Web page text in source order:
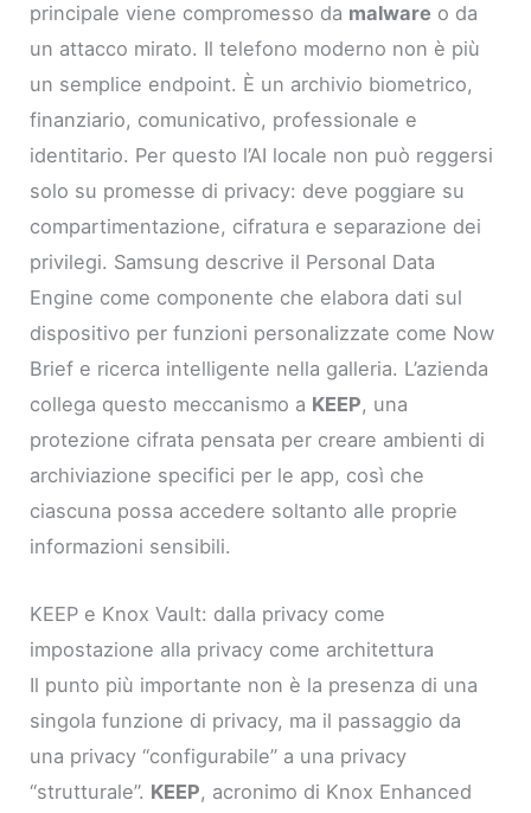
principale viene compromesso da malware o da
un attacco mirato. Il telefono moderno non è più
un semplice endpoint. È un archivio biometrico,
finanziario, comunicativo, professionale e
identitario. Per questo l’AI locale non può reggersi
solo su promesse di privacy: deve poggiare su
compartimentazione, cifratura e separazione dei
privilegi. Samsung descrive il Personal Data
Engine come componente che elabora dati sul
dispositivo per funzioni personalizzate come Now
Brief e ricerca intelligente nella galleria. L’azienda
collega questo meccanismo a KEEP, una
protezione cifrata pensata per creare ambienti di
archiviazione specifici per le app, così che
ciascuna possa accedere soltanto alle proprie
informazioni sensibili.
KEEP e Knox Vault: dalla privacy come
impostazione alla privacy come architettura
Il punto più importante non è la presenza di una
singola funzione di privacy, ma il passaggio da
una privacy “configurabile” a una privacy
“strutturale”. KEEP, acronimo di Knox Enhanced